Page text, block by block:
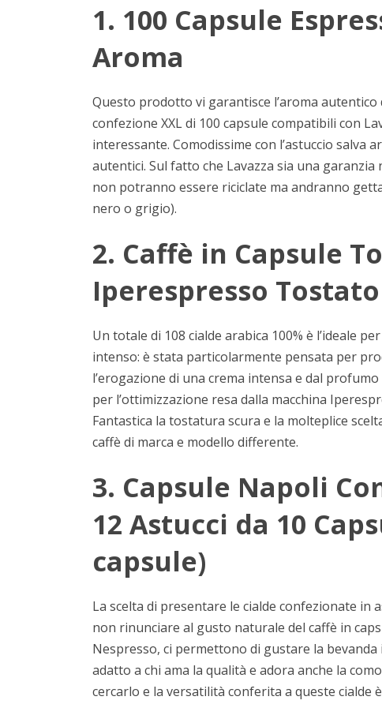
1. 100 Capsule
Aroma
Questo prodotto vi garantisce l’aroma
confezione XXL di 100 capsule compatibili con
interessante. Comodissime con l’astuccio salva
autentici. Sul fatto che Lavazza sia una
non potranno essere riciclate ma andranno
nero o grigio).
2. Caffè in Capsule
Iperespresso
Un totale di 108 cialde arabica 100% è l’ideale
intenso: è stata particolarmente pensata per
l’erogazione di una crema intensa e dal
per l’ottimizzazione resa dalla macchina
Fantastica la tostatura scura e la molteplice
caffè di marca e modello differente.
3. Capsule Napoli
12 Astucci da 10
capsule)
La scelta di presentare le cialde confezionate in
non rinunciare al gusto naturale del caffè in
Nespresso, ci permettono di gustare la
adatto a chi ama la qualità e adora anche la
cercarlo e la versatilità conferita a queste cialde